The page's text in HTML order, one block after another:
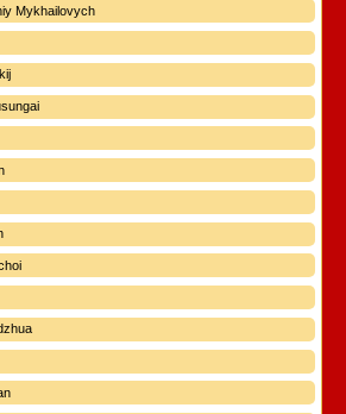
Mykhailovych